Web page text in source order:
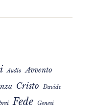
Audio Avvento
Cristo Davide
Fede Genesi